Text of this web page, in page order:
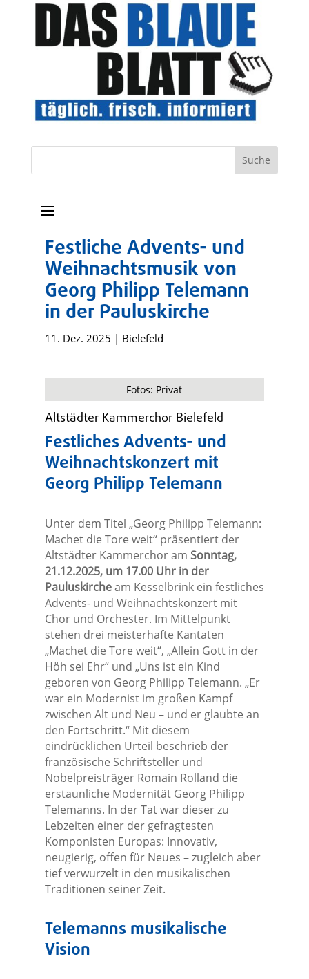
a
Festliche Advents- und
Weihnachtsmusik von
Georg Philipp Telemann
in der Pauluskirche
11. Dez. 2025 | Bielefeld
Fotos: Privat
Altstädter Kammerchor Bielefeld
Festliches Advents- und
Weihnachtskonzert mit
Georg Philipp Telemann
Unter dem Titel „Georg Philipp Telemann:
Machet die Tore weit“ präsentiert der
Altstädter Kammerchor am Sonntag,
21.12.2025, um 17.00 Uhr in der
Pauluskircheam Kesselbrink ein festliches
Advents- und Weihnachtskonzert mit
Chor und Orchester. Im Mittelpunkt
stehen drei meisterhafte Kantaten
„Machet die Tore weit“, „Allein Gott in der
Höh sei Ehr“ und „Uns ist ein Kind
geboren von Georg Philipp Telemann. „Er
war ein Modernist im großen Kampf
zwischen Alt und Neu – und er glaubte an
den Fortschritt.“ Mit diesem
eindrücklichen Urteil beschrieb der
französische Schriftsteller und
Nobelpreisträger Romain Rolland die
erstaunliche Modernität Georg Philipp
Telemanns. In der Tat war dieser zu
Lebzeiten einer der gefragtesten
Komponisten Europas: Innovativ,
neugierig, offen für Neues – zugleich aber
tief verwurzelt in den musikalischen
Traditionen seiner Zeit.
Telemanns musikalische
Vision